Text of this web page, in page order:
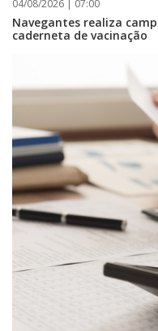
04/08/2026 | 07:00
Navegantes realiza
caderneta de vacinação